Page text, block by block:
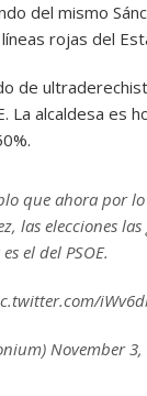
del mismo
rojas del
de
La alcaldesa es
que ahora por
las elecciones
el del PSOE.
November 3,